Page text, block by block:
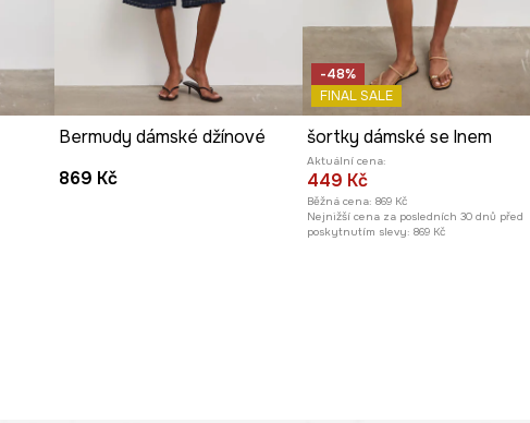
který se hodí k
charakter.
Bermudy dámské džínové
869 Kč
-48%
FINAL SALE
šortky dámské se lnem
Aktuální cena:
449 Kč
Běžná cena: 869 Kč
Nejnižší cena za posledních 30 dnů před
poskytnutím slevy: 869 Kč